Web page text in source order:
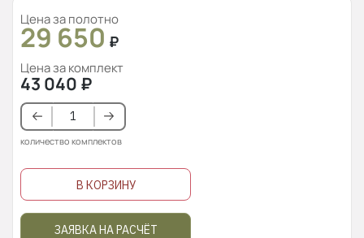
Цена за полотно
29 650 ₽
Цена за комплект
43 040 ₽
количество комплектов
В КОРЗИНУ
ЗАЯВКА НА РАСЧЁТ